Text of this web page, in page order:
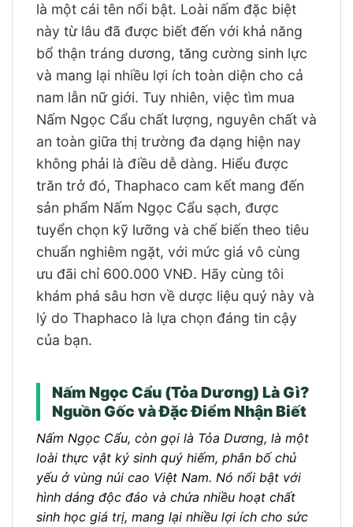
là một cái tên nổi bật. Loài nấm đặc biệt
này từ lâu đã được biết đến với khả năng
bổ thận tráng dương, tăng cường sinh lực
và mang lại nhiều lợi ích toàn diện cho cả
nam lẫn nữ giới. Tuy nhiên, việc tìm mua
Nấm Ngọc Cẩu chất lượng, nguyên chất và
an toàn giữa thị trường đa dạng hiện nay
không phải là điều dễ dàng. Hiểu được
trăn trở đó, Thaphaco cam kết mang đến
sản phẩm Nấm Ngọc Cẩu sạch, được
tuyển chọn kỹ lưỡng và chế biến theo tiêu
chuẩn nghiêm ngặt, với mức giá vô cùng
ưu đãi chỉ 600.000 VNĐ. Hãy cùng tôi
khám phá sâu hơn về dược liệu quý này và
lý do Thaphaco là lựa chọn đáng tin cậy
của bạn.
Nấm Ngọc Cẩu (Tỏa Dương) Là Gì?
Nguồn Gốc và Đặc Điểm Nhận Biết
Nấm Ngọc Cẩu, còn gọi là Tỏa Dương, là một
loài thực vật ký sinh quý hiếm, phân bố chủ
yếu ở vùng núi cao Việt Nam. Nó nổi bật với
hình dáng độc đáo và chứa nhiều hoạt chất
sinh học giá trị, mang lại nhiều lợi ích cho sức